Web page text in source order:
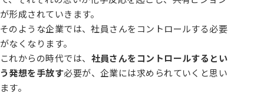
が形成されていきます。
そのような企業では、社員さんをコントロールする必要
がなくなります。
これからの時代では、 社員さんをコントロールするとい
う発想を手放す必要が、企業には求められていくと思い
ます。